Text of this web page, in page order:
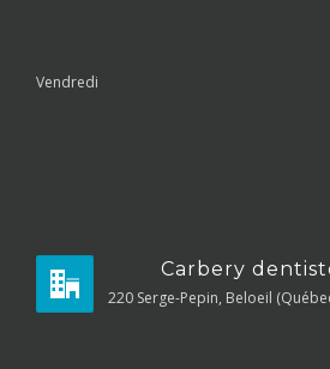
Vendredi
Carbery
220 Serge-Pepin, Beloeil